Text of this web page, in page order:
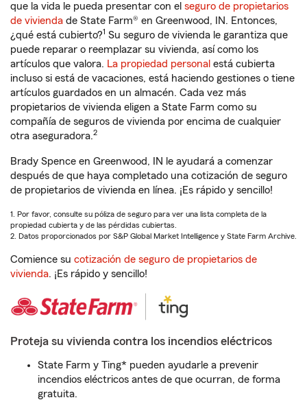
que la vida le pueda presentar con el seguro de propietarios
de vivienda de State Farm® en Greenwood, IN. Entonces,
¿qué está cubierto?1 Su seguro de vivienda le garantiza que
puede reparar o reemplazar su vivienda, así como los
artículos que valora. La propiedad personal está cubierta
incluso si está de vacaciones, está haciendo gestiones o tiene
artículos guardados en un almacén. Cada vez más
propietarios de vivienda eligen a State Farm como su
compañía de seguros de vivienda por encima de cualquier
otra aseguradora.2
Brady Spence en Greenwood, IN le ayudará a comenzar
después de que haya completado una cotización de seguro
de propietarios de vivienda en línea. ¡Es rápido y sencillo!
1. Por favor, consulte su póliza de seguro para ver una lista completa de la
propiedad cubierta y de las pérdidas cubiertas.
2. Datos proporcionados por S&P Global Market Intelligence y State Farm Archive.
Comience su cotización de seguro de propietarios de
vivienda. ¡Es rápido y sencillo!
Proteja su vivienda contra los incendios eléctricos
State Farm y Ting* pueden ayudarle a prevenir
incendios eléctricos antes de que ocurran, de forma
gratuita.